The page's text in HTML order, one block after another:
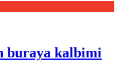
buraya kalbimi